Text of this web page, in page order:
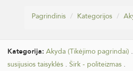
Pagrindinis Kategorijos
Kategorija: Akyda (Tikėjimo pagrindai) .
susijusios taisyklės . Širk - politeizmas .